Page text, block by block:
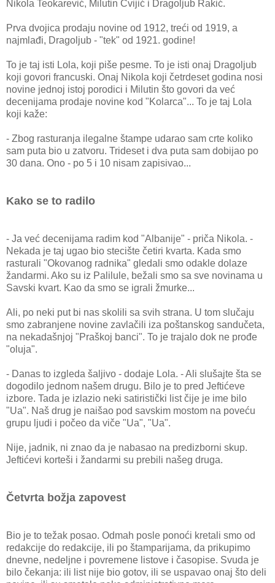
Nikola Teokarević, Milutin Cvijić i Dragoljub Rakić.
Prva dvojica prodaju novine od 1912, treći od 1919, a
najmlađi, Dragoljub - "tek" od 1921. godine!
To je taj isti Lola, koji piše pesme. To je isti onaj Dragoljub
koji govori francuski. Onaj Nikola koji četrdeset godina nosi
novine jednoj istoj porodici i Milutin što govori da već
decenijama prodaje novine kod "Kolarca"... To je taj Lola
koji kaže:
- Zbog rasturanja ilegalne štampe udarao sam crte koliko
sam puta bio u zatvoru. Trideset i dva puta sam dobijao po
30 dana. Ono - po 5 i 10 nisam zapisivao...
Kako se to radilo
- Ja već decenijama radim kod "Albanije" - priča Nikola. -
Nekada je taj ugao bio stecište četiri kvarta. Kada smo
rasturali "Okovanog radnika" gledali smo odakle dolaze
žandarmi. Ako su iz Palilule, bežali smo sa sve novinama u
Savski kvart. Kao da smo se igrali žmurke...
Ali, po neki put bi nas skolili sa svih strana. U tom slučaju
smo zabranjene novine zavlačili iza poštanskog sandučeta,
na nekadašnjoj "Praškoj banci". To je trajalo dok ne prođe
"oluja".
- Danas to izgleda šaljivo - dodaje Lola. - Ali slušajte šta se
dogodilo jednom našem drugu. Bilo je to pred Jeftićeve
izbore. Tada je izlazio neki satiristički list čije je ime bilo
"Ua". Naš drug je naišao pod savskim mostom na poveću
grupu ljudi i počeo da viče "Ua", "Ua".
Nije, jadnik, ni znao da je nabasao na predizborni skup.
Jeftićevi korteši i žandarmi su prebili našeg druga.
Četvrta božja zapovest
Bio je to težak posao. Odmah posle ponoći kretali smo od
redakcije do redakcije, ili po štamparijama, da prikupimo
dnevne, nedeljne i povremene listove i časopise. Svuda je
bilo čekanja: ili list nije bio gotov, ili se uspavao onaj što deli